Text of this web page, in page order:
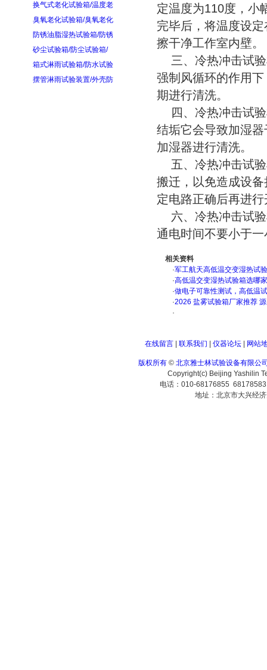
换气式老化试验箱/温度老
臭氧老化试验箱/臭氧老化
防锈油脂湿热试验箱/防锈
砂尘试验箱/防尘试验箱/
箱式淋雨试验箱/防水试验
摆管淋雨试验装置/外壳防
定温度为110度，小
完毕后，将温度设
擦干净工作室内壁。
三、冷热冲击试验
强制风循环的作用
期进行清洗。
四、冷热冲击试验
结垢它会导致加湿
加湿器进行清洗。
五、冷热冲击试验
搬迁，以免造成设
定电路正确后再进
六、冷热冲击试验
通电时间不要小于
相关资料
·军工航天高低温交变湿热试
·高低温交变湿热试验箱选哪
·做电子可靠性测试，高低温
·2026 盐雾试验箱厂家推荐
·
在线留言| 联系我们 仪器论坛| 网站
版权所有 © 北京雅士林试验设备有限公
Copyright(c) Beijing Yashilin
电话：010-68176855
地址：北京市大兴经